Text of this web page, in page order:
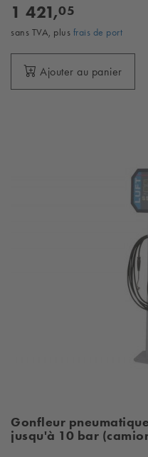
1 421,05
sans TVA, plus frais de port
Ajouter au panier
Gonfleur
jusqu'à 10 bar